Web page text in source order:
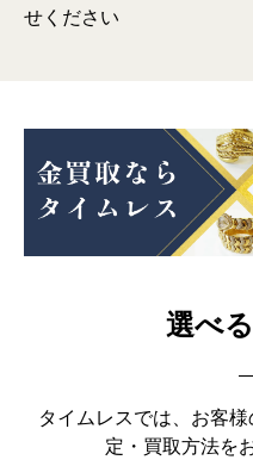
せください
選べ
タイムレスでは、お客
定・買取方法を